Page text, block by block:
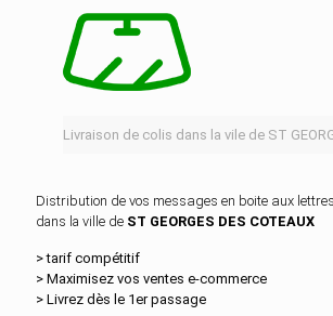
Livraison de colis dans la vile de ST
Distribution de vos messages en boite aux lettres
dans la ville de ST GEORGES DES COTEAUX
> tarif compétitif
> Maximisez vos ventes e‑commerce
> Livrez dès le 1er passage